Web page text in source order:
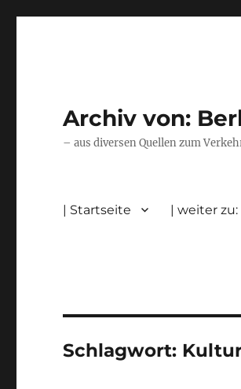
Archiv von:
– aus diversen Quellen zum
| Startseite | weiter
Schlagwort: